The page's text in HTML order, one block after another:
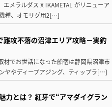
メラルダス X IKAMETAL がリニューア
種、オモリグ用2[…]
攻不落の沼津エリア攻略－実釣
材でお世話になった船宿は静岡県沼津市
ヤやディープアジング、ティップラ[…]
力とは？ 紅牙で“アマダイグラン